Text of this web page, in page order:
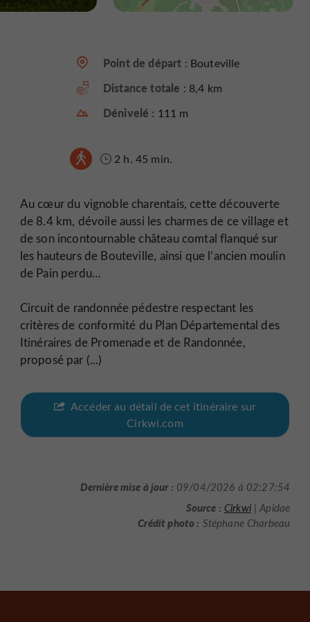
Point de départ : Bouteville
Distance totale : 8,4 km
Dénivelé : 111 m
2 h. 45 min.
Au cœur du vignoble charentais, cette découverte
de 8.4 km, dévoile aussi les charmes de ce village et
de son incontournable château comtal flanqué sur
les hauteurs de Bouteville, ainsi que l’ancien moulin
de Pain perdu…
Circuit de randonnée pédestre respectant les
critères de conformité du Plan Départemental des
Itinéraires de Promenade et de Randonnée,
proposé par (...)
Accéder au détail de cet itinéraire sur
Cirkwi.com
Dernière mise à jour : 09/04/2026 à 02:27:54
Source : Cirkwi| Apidae
Crédit photo : Stéphane Charbeau